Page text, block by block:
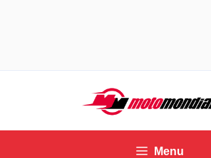
contenuto
Menu